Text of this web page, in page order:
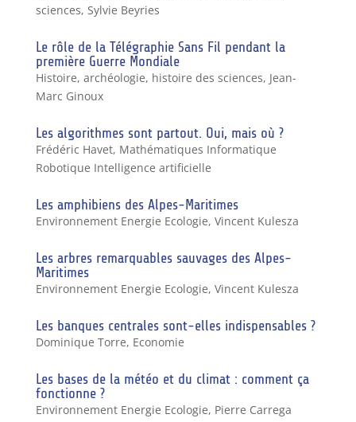
sciences, Sylvie Beyries
Le rôle de la Télégraphie Sans Fil pendant la
première Guerre Mondiale
Histoire, archéologie, histoire des sciences, Jean-
Marc Ginoux
Les algorithmes sont partout. Oui, mais où ?
Frédéric Havet, Mathématiques Informatique
Robotique Intelligence artificielle
Les amphibiens des Alpes-Maritimes
Environnement Energie Ecologie, Vincent Kulesza
Les arbres remarquables sauvages des Alpes-
Maritimes
Environnement Energie Ecologie, Vincent Kulesza
Les banques centrales sont-elles indispensables ?
Dominique Torre, Economie
Les bases de la météo et du climat : comment ça
fonctionne ?
Environnement Energie Ecologie, Pierre Carrega